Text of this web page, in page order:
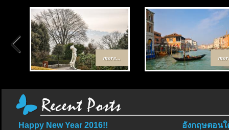
more...
Happy New Year 2016!! อังกฤษตอนใ